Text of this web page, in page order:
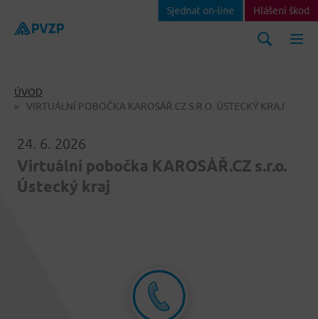
Sjednat on-line Hlášení škod
ÚVOD
VIRTUÁLNÍ POBOČKA KAROSÁŘ.CZ S.R.O. ÚSTECKÝ KRAJ
24. 6. 2026
Virtuální pobočka KAROSÁŘ.CZ s.r.o.
Ústecký kraj